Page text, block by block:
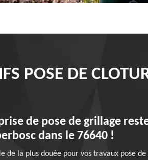
POSE DE
de pose de grillage
dans le 76640 !
de la plus douée pour vos travaux pose